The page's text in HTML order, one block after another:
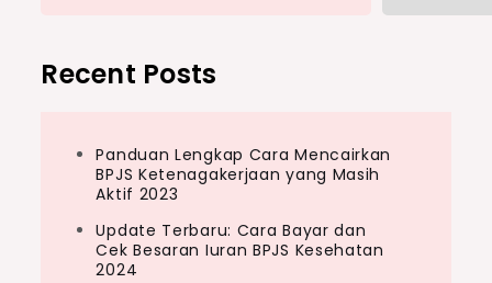
Recent Posts
Panduan Lengkap Cara Mencairkan
BPJS Ketenagakerjaan yang Masih
Aktif 2023
Update Terbaru: Cara Bayar dan
Cek Besaran Iuran BPJS Kesehatan
2024